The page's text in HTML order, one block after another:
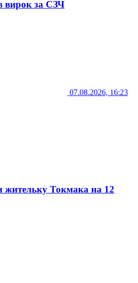
вирок за СЗЧ
07.08.2026, 16:23
жительку Токмака на 12